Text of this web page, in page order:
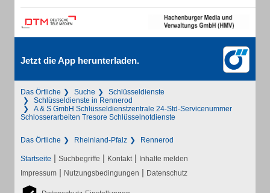
Jetzt die App herunterladen.
Das Örtliche Suche
Schlüsseldienste
Schlüsseldienste in Rennerod
A & S GmbH Schlüsseldienstzentrale 24-Std-Servicenummer
Schlosserarbeiten Tresore Schlüsselnotdienste
Das Örtliche Rheinland-Pfalz Rennerod
Startseite | Suchbegriffe | Kontakt | Inhalte melden
Impressum | Nutzungsbedingungen | Datenschutz